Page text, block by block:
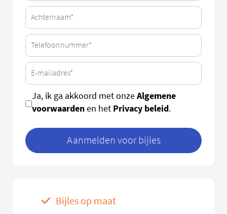
Ja, ik ga akkoord met onzeAlgemene
voorwaardenen het Privacy beleid.
Aanmelden voor bijles
Bijles op maat